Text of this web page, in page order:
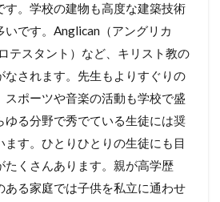
す。学校の建物も高度な建築技術
いです。Anglican（アングリカ
テスタント）など、キリスト教の
なされます。先生もよりすぐりの
スポーツや音楽の活動も学校で盛
ゆる分野で秀でている生徒には奨
す。ひとりひとりの生徒にも目
たくさんあります。親が高学歴
ある家庭では子供を私立に通わせ